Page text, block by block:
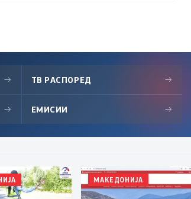
→ ТВ РАСПОРЕД →
→ ЕМИСИИ →
МАКЕДОНИЈА